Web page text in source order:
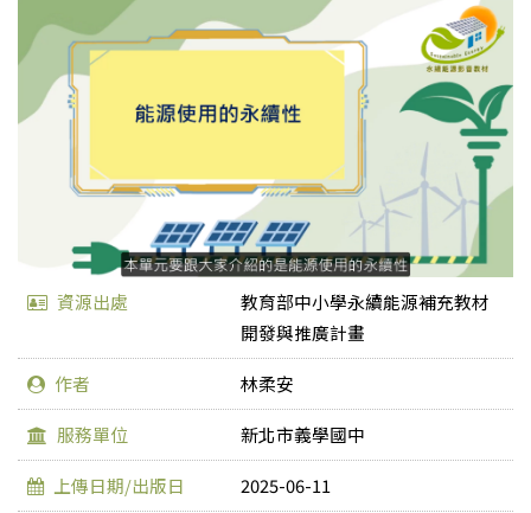
資源出處
教育部中小學永續能源補充教材
開發與推廣計畫
作者 林柔安
服務單位 新北市義學國中
上傳日期/出版日 2025-06-11